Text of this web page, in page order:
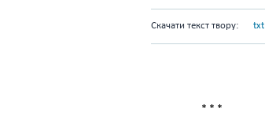
Скачати текст твору: txt
* * *